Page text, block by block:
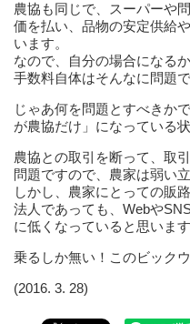
農協も同じで、スーパーや
価を払い、品物の安定供給
います。
なので、自分の場合になる
手数料自体はそんなに問題
じゃあ何を問題とすべきか
が農協だけ」になっている状
農協との取引を断って、取
問題ですので、農家は弱い
しかし、農家にとっての販
法人であっても、Webや
に低くなっていると思います
乗るしか無い！このビック
(2016. 3. 28)